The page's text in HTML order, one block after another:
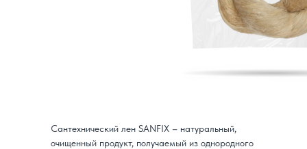
Сантехнический лен SANFIX – натуральный,
очищенный продукт, получаемый из однородного